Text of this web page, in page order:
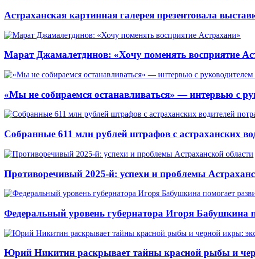
Астраханская картинная галерея презентовала
Марат Джамалетдинов: «Хочу поменять восприятие
«Мы не собираемся останавливаться» — интервью с
Собранные 611 млн рублей штрафов с астраханских
Противоречивый 2025-й: успехи и проблемы
Федеральный уровень губернатора Игоря Бабушкина
Юрий Никитин раскрывает тайны красной рыбы и